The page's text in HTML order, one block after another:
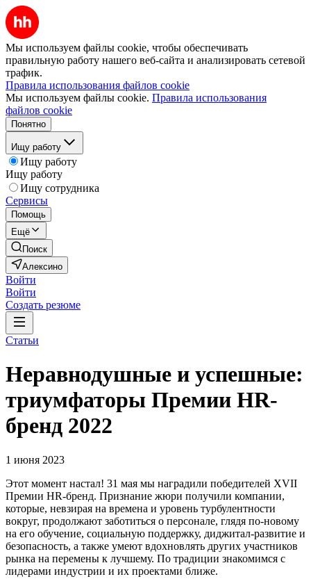
Мы используем файлы cookie, чтобы обеспечивать
правильную работу нашего веб-сайта и анализировать сетевой
трафик.
Правила использования файлов cookie
Мы используем файлы cookie. Правила использования
файлов cookie
Понятно
Ищу работу
Ищу работу
Ищу работу
Ищу сотрудника
Сервисы
Помощь
Ещё
Поиск
Алексино
Войти
Войти
Создать резюме
Статьи
Неравнодушные и успешные:
триумфаторы Премии HR-
бренд 2022
1 июня 2023
Этот момент настал! 31 мая мы наградили победителей XVII
Премии HR-бренд. Признание жюри получили компании,
которые, невзирая на времена и уровень турбулентности
вокруг, продолжают заботиться о персонале, глядя по-новому
на его обучение, социальную поддержку, диджитал-развитие и
безопасность, а также умеют вдохновлять других участников
рынка на перемены к лучшему. По традиции знакомимся с
лидерами индустрии и их проектами ближе.